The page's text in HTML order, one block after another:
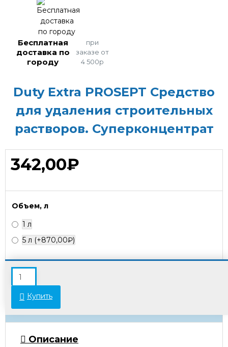
Бесплатная
доставка по
городу
при
заказе от
4 500р
Duty Extra PROSEPT Средство
для удаления строительных
растворов. Суперконцентрат
342,00₽
Объем, л
1 л
5 л (+870,00₽)
Купить
В связи с переоценкой товара стоимость
некоторых позиций может отличаться от
указанной на сайте. Просьба уточнять актуальные
Описание